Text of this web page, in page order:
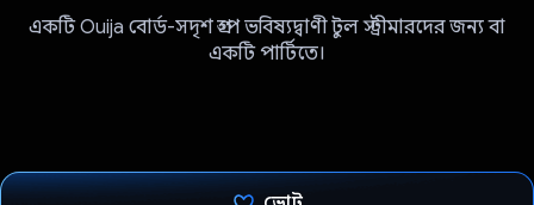
একটি Ouija বোর্ড-সদৃশ গ্রুপ ভবিষ্যদ্বাণী টুল স্ট্রীমারদের জন্য বা
একটি পার্টিতে।